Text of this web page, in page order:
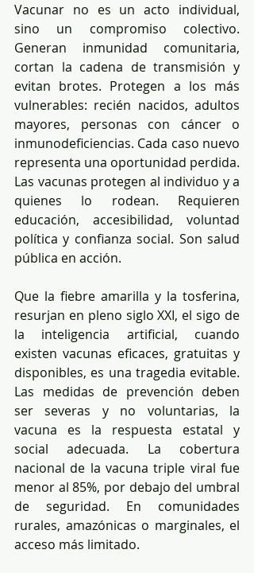
Vacunar no es un acto individual,
sino un compromiso colectivo.
Generan inmunidad comunitaria,
cortan la cadena de transmisión y
evitan brotes. Protegen a los más
vulnerables: recién nacidos, adultos
mayores, personas con cáncer o
inmunodeficiencias. Cada caso nuevo
representa una oportunidad perdida.
Las vacunas protegen al individuo y a
quienes lo rodean. Requieren
educación, accesibilidad, voluntad
política y confianza social. Son salud
pública en acción.
Que la fiebre amarilla y la tosferina,
resurjan en pleno siglo XXI, el sigo de
la inteligencia artificial, cuando
existen vacunas eficaces, gratuitas y
disponibles, es una tragedia evitable.
Las medidas de prevención deben
ser severas y no voluntarias, la
vacuna es la respuesta estatal y
social adecuada. La cobertura
nacional de la vacuna triple viral fue
menor al 85%, por debajo del umbral
de seguridad. En comunidades
rurales, amazónicas o marginales, el
acceso más limitado.